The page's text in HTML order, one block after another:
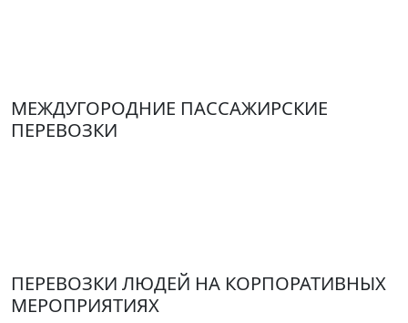
МЕЖДУГОРОДНИЕ ПАССАЖИРСКИЕ
ПЕРЕВОЗКИ
ПЕРЕВОЗКИ ЛЮДЕЙ НА КОРПОРАТИВНЫХ
МЕРОПРИЯТИЯХ